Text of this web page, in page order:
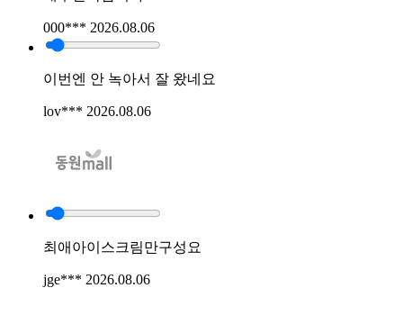
000*** 2026.08.06
이번엔 안 녹아서 잘 왔네요
lov*** 2026.08.06
최애아이스크림만구성요
jge*** 2026.08.06